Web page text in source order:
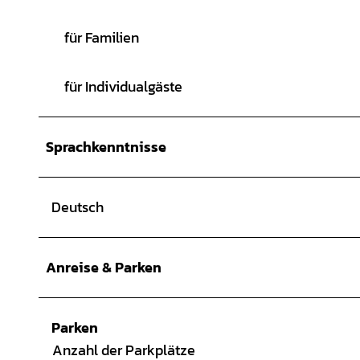
für Familien
für Individualgäste
Sprachkenntnisse
Deutsch
Anreise & Parken
Parken
Anzahl der Parkplätze